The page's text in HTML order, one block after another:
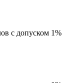
с допуском 1%